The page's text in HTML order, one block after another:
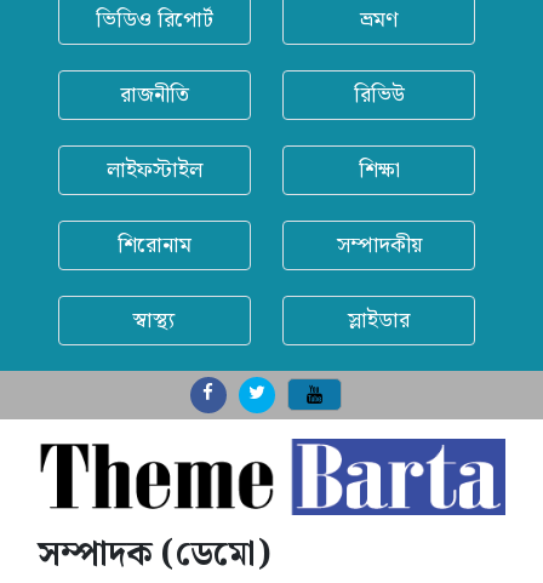
ভিডিও রিপোর্ট ভ্রমণ
রাজনীতি রিভিউ
লাইফস্টাইল শিক্ষা
শিরোনাম সম্পাদকীয়
স্বাস্থ্য স্লাইডার
সম্পাদক (ডেমো)